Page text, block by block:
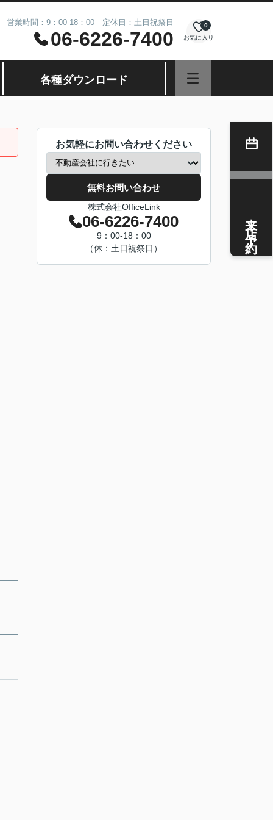
営業時間：9：00-18：00 定休日：土日祝祭日
06-6226-7400 お気に入り
0
各種ダウンロード
お気軽にお問い合わせください
無料お問い合わせ
株式会社OfficeLink
06-6226-7400
9：00-18：00
（休：土日祝祭日）
来店予約